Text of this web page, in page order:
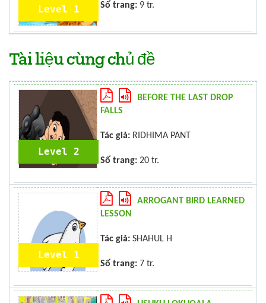
Level 1 Số trang: 9 tr.
Tài liệu cùng chủ đề
Level 2
BEFORE THE LAST DROP
FALLS
Tác giả: RIDHIMA PANT
Số trang: 20 tr.
Level 1
ARROGANT BIRD LEARNED
LESSON
Tác giả: SHAHUL H
Số trang: 7 tr.